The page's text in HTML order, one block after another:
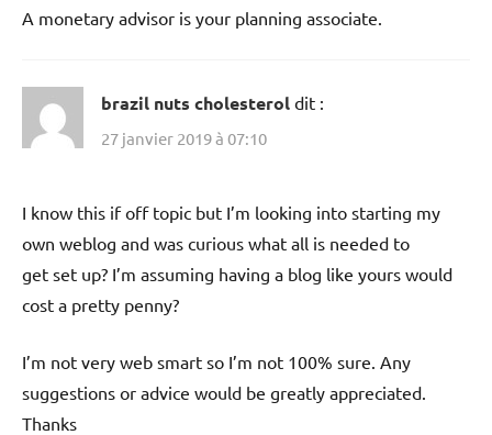
A monetary advisor is your planning associate.
brazil nuts cholesterol dit :
27 janvier 2019 à 07:10
I know this if off topic but I’m looking into starting my
own weblog and was curious what all is needed to
get set up? I’m assuming having a blog like yours would
cost a pretty penny?
I’m not very web smart so I’m not 100% sure. Any
suggestions or advice would be greatly appreciated.
Thanks